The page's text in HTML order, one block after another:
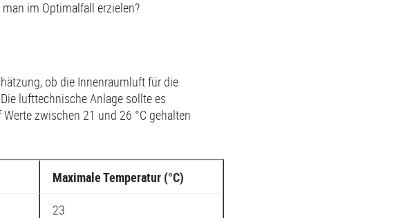
im Optimalfall erzielen?
ob die Innenraumluft für die
lufttechnische Anlage sollte es
zwischen 21 und 26 °C gehalten
Maximale Temperatur (°C)
23